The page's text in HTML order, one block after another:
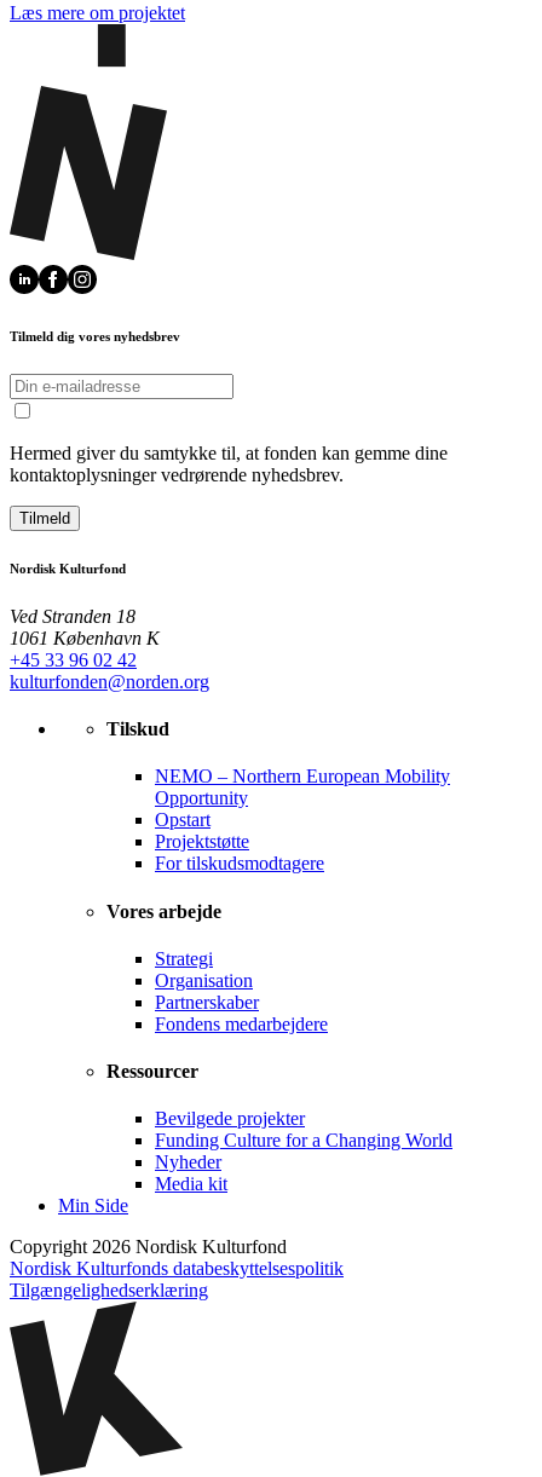
Læs mere om projektet
Tilmeld dig vores nyhedsbrev
Hermed giver du samtykke til, at fonden kan gemme dine
kontaktoplysninger vedrørende nyhedsbrev.
Tilmeld
Nordisk Kulturfond
Ved Stranden 18
1061 København K
+45 33 96 02 42
kulturfonden@norden.org
Tilskud
NEMO – Northern European Mobility
Opportunity
Opstart
Projektstøtte
For tilskudsmodtagere
Vores arbejde
Strategi
Organisation
Partnerskaber
Fondens medarbejdere
Ressourcer
Bevilgede projekter
Funding Culture for a Changing World
Nyheder
Media kit
Min Side
Copyright 2026 Nordisk Kulturfond
Nordisk Kulturfonds databeskyttelsespolitik
Tilgængelighedserklæring